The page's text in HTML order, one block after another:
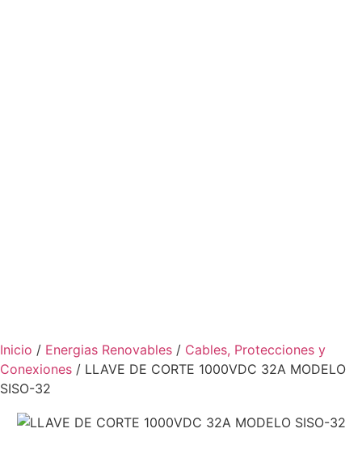
Inicio / Energias Renovables / Cables, Protecciones y
Conexiones / LLAVE DE CORTE 1000VDC 32A MODELO
SISO-32